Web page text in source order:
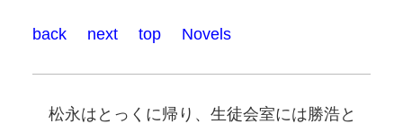
back next top Novels
松永はとっくに帰り、生徒会室には勝浩と